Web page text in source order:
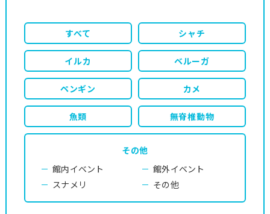
すべて シャチ
イルカ ベルーガ
ペンギン カメ
魚類 無脊椎動物
その他
館内イベント
館外イベント
スナメリ
その他